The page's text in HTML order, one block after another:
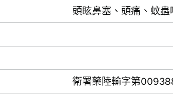
頭眩鼻塞、頭痛、蚊
衛署藥陸輸字第